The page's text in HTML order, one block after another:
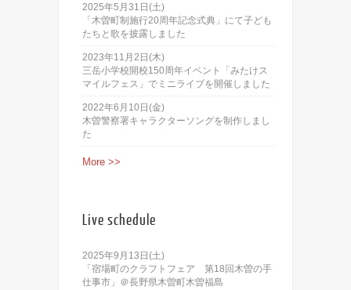
2025年5月31日(土)
「木曽町制施行20周年記念式典」にて子ども
たちと歌を披露しました
2023年11月2日(木)
三岳小学校開校150周年イベント「みたけス
マイルフェス」でミニライブを開催しました
2022年6月10日(金)
木曽警察署キャラクターソングを制作しまし
た
More >>
Live schedule
2025年9月13日(土)
「宿場町のクラフトフェア 第18回木曽の手
仕事市」＠長野県木曽町木曽福島